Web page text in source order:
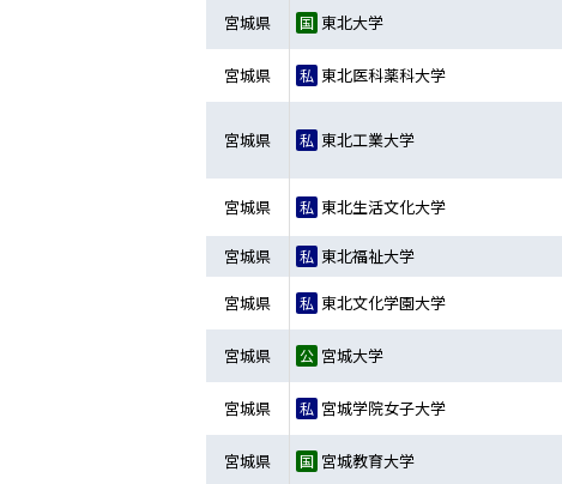
宮城県 東北大学
宮城県 東北医科薬科大学
宮城県 東北工業大学
宮城県 東北生活文化大学
宮城県 東北福祉大学
宮城県 東北文化学園大学
宮城県 宮城大学
宮城県 宮城学院女子大学
宮城県 宮城教育大学